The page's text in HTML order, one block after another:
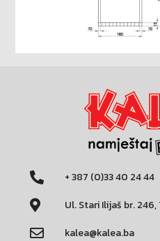
+ 387 (0)33 40 24 44
Ul. Stari Ilijaš br. 246,
kalea@kalea.ba